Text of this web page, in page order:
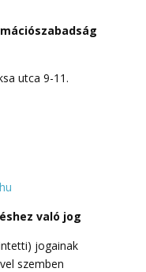
utca 9-11.
való jog
jogainak
szemben